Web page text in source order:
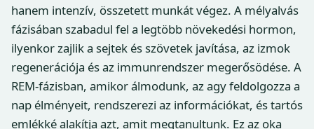
hanem intenzív, összetett munkát végez. A mélyalvás
fázisában szabadul fel a legtöbb növekedési hormon,
ilyenkor zajlik a sejtek és szövetek javítása, az izmok
regenerációja és az immunrendszer megerősödése. A
REM-fázisban, amikor álmodunk, az agy feldolgozza a
nap élményeit, rendszerezi az információkat, és tartós
emlékké alakítja azt, amit megtanultunk. Ez az oka